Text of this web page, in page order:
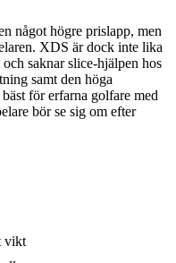
något högre prislapp, men
XDS är dock inte lika
saknar slice-hjälpen hos
samt den höga
för erfarna golfare med
bör se sig om efter
vikt